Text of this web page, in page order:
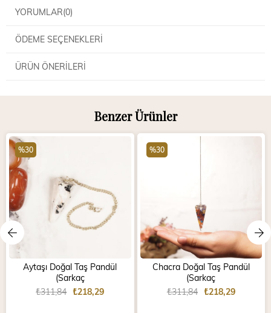
YORUMLAR(0)
ÖDEME SEÇENEKLERI
ÜRÜN ÖNERILERI
Benzer Ürünler
Aytaşı Doğal Taş Pandül
(Sarkaç
₺218,29
₺311,84
%30
Chacra Doğal Taş Pandül
(Sarkaç
₺218,29
₺311,84
%30